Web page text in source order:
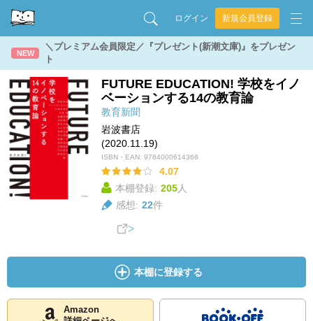
ログイン 新規会員登録
NEW
＼プレミアム会員限定／『プレゼント(新潮文庫)』をプレゼン
ト
FUTURE EDUCATION! 学校をイノ
ベーションする14の教育論
教育新聞
岩波書店
(2020.11.19)
ISBN・EAN: 9784000614368
4.07
本棚登録: 205人
感想: 22件
本棚に登録する
Amazon